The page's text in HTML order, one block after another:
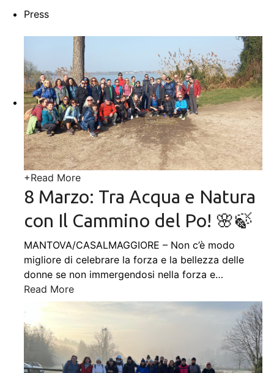
Press
+Read More
8 Marzo: Tra Acqua e Natura
con Il Cammino del Po! 🌸🍃
MANTOVA/CASALMAGGIORE – Non c’è modo
migliore di celebrare la forza e la bellezza delle
donne se non immergendosi nella forza e…
Read More